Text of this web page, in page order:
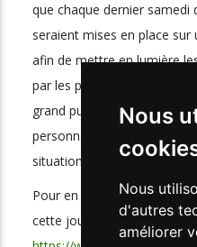
Nous
Nous
d'autres
améliorer
que chaque dernier samedi
seraient mises en place
afin de mettre en lumière
par les personnes
grand public à ce sujet
personnes des solutions
situation.
Pour en savoir plus, rendez-
cette journée :